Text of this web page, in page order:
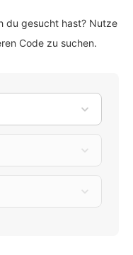
du gesucht hast? Nutze
Code zu suchen.